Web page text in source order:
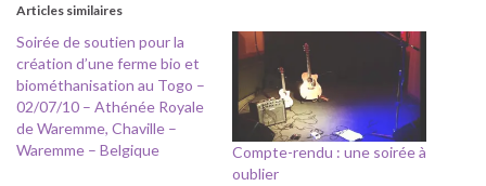
Articles similaires
Soirée de soutien pour la
création d’une ferme bio et
biométhanisation au Togo –
02/07/10 – Athénée Royale
de Waremme, Chaville –
Waremme – Belgique
Compte-rendu : une soirée à
oublier